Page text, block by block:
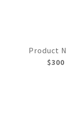
Product
$300